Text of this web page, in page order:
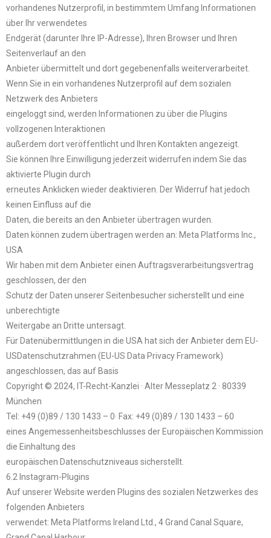
vorhandenes Nutzerprofil, in bestimmtem Umfang Informationen
über Ihr verwendetes
Endgerät (darunter Ihre IP-Adresse), Ihren Browser und Ihren
Seitenverlauf an den
Anbieter übermittelt und dort gegebenenfalls weiterverarbeitet.
Wenn Sie in ein vorhandenes Nutzerprofil auf dem sozialen
Netzwerk des Anbieters
eingeloggt sind, werden Informationen zu über die Plugins
vollzogenen Interaktionen
außerdem dort veröffentlicht und Ihren Kontakten angezeigt.
Sie können Ihre Einwilligung jederzeit widerrufen indem Sie das
aktivierte Plugin durch
erneutes Anklicken wieder deaktivieren. Der Widerruf hat jedoch
keinen Einfluss auf die
Daten, die bereits an den Anbieter übertragen wurden.
Daten können zudem übertragen werden an: Meta Platforms Inc.,
USA
Wir haben mit dem Anbieter einen Auftragsverarbeitungsvertrag
geschlossen, der den
Schutz der Daten unserer Seitenbesucher sicherstellt und eine
unberechtigte
Weitergabe an Dritte untersagt.
Für Datenübermittlungen in die USA hat sich der Anbieter dem EU-
USDatenschutzrahmen (EU-US Data Privacy Framework)
angeschlossen, das auf Basis
Copyright © 2024, IT-Recht-Kanzlei · Alter Messeplatz 2 · 80339
München
Tel: +49 (0)89 / 130 1433 – 0· Fax: +49 (0)89 / 130 1433 – 60
eines Angemessenheitsbeschlusses der Europäischen Kommission
die Einhaltung des
europäischen Datenschutzniveaus sicherstellt.
6.2 Instagram-Plugins
Auf unserer Website werden Plugins des sozialen Netzwerkes des
folgenden Anbieters
verwendet: Meta Platforms Ireland Ltd., 4 Grand Canal Square,